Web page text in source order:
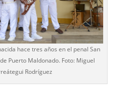
hace tres años en el penal San
Puerto Maldonado. Foto: Miguel
Rodríguez